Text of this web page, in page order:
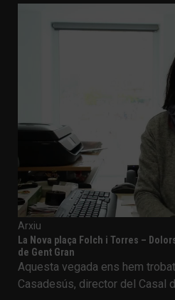
Arxiu
La Nova plaça Folch i Torres –
de Gent Gran
Aquesta vegada ens hem
Casadesús, director del Casal